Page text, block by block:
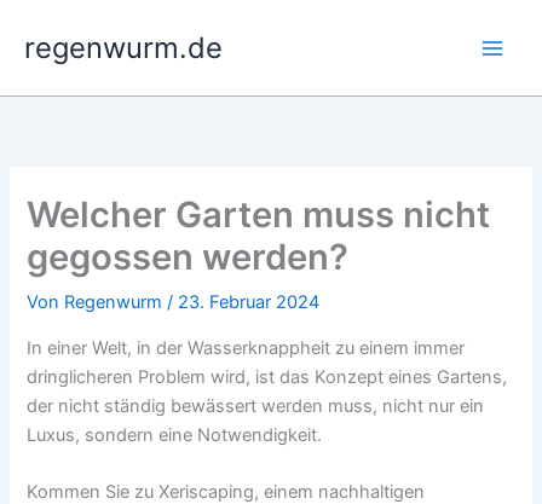
Inhalt
springen
regenwurm.de
Welcher Garten muss nicht
gegossen werden?
Von Regenwurm/ 23. Februar 2024
In einer Welt, in der Wasserknappheit zu einem immer
dringlicheren Problem wird, ist das Konzept eines Gartens,
der nicht ständig bewässert werden muss, nicht nur ein
Luxus, sondern eine Notwendigkeit.
Kommen Sie zu Xeriscaping, einem nachhaltigen